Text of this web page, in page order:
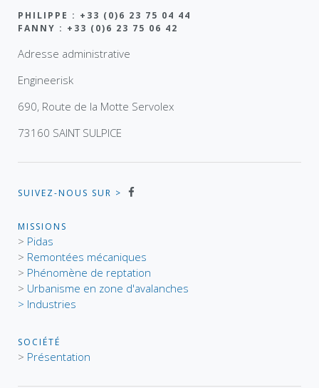
PHILIPPE : +33 (0)6 23 75 04 44
FANNY : +33 (0)6 23 75 06 42
Adresse administrative
Engineerisk
690, Route de la Motte Servolex
73160 SAINT SULPICE
SUIVEZ-NOUS SUR >
MISSIONS
> Pidas
> Remontées mécaniques
> Phénomène de reptation
> Urbanisme en zone d'avalanches
> Industries
SOCIÉTÉ
> Présentation